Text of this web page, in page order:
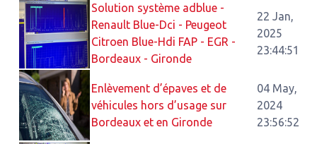
Solution système adblue -
Renault Blue-Dci - Peugeot
Citroen Blue-Hdi FAP - EGR -
Bordeaux - Gironde
22 Jan,
2025
23:44:51
Enlèvement d’épaves et de
véhicules hors d’usage sur
Bordeaux et en Gironde
04 May,
2024
23:56:52